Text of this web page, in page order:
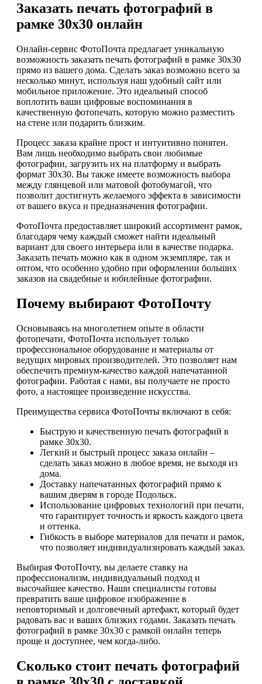
Заказать печать фотографий в
рамке 30х30 онлайн
Онлайн-сервис ФотоПочта предлагает уникальную
возможность заказать печать фотографий в рамке 30х30
прямо из вашего дома. Сделать заказ возможно всего за
несколько минут, используя наш удобный сайт или
мобильное приложение. Это идеальный способ
воплотить ваши цифровые воспоминания в
качественную фотопечать, которую можно разместить
на стене или подарить близким.
Процесс заказа крайне прост и интуитивно понятен.
Вам лишь необходимо выбрать свои любимые
фотографии, загрузить их на платформу и выбрать
формат 30х30. Вы также имеете возможность выбора
между глянцевой или матовой фотобумагой, что
позволит достигнуть желаемого эффекта в зависимости
от вашего вкуса и предназначения фотографии.
ФотоПочта предоставляет широкий ассортимент рамок,
благодаря чему каждый сможет найти идеальный
вариант для своего интерьера или в качестве подарка.
Заказать печать можно как в одном экземпляре, так и
оптом, что особенно удобно при оформлении больших
заказов на свадебные и юбилейные фотографии.
Почему выбирают ФотоПочту
Основываясь на многолетнем опыте в области
фотопечати, ФотоПочта использует только
профессиональное оборудование и материалы от
ведущих мировых производителей. Это позволяет нам
обеспечить премиум-качество каждой напечатанной
фотографии. Работая с нами, вы получаете не просто
фото, а настоящее произведение искусства.
Преимущества сервиса ФотоПочты включают в себя:
Быструю и качественную печать фотографий в
рамке 30х30.
Легкий и быстрый процесс заказа онлайн –
сделать заказ можно в любое время, не выходя из
дома.
Доставку напечатанных фотографий прямо к
вашим дверям в городе Подольск.
Использование цифровых технологий при печати,
что гарантирует точность и яркость каждого цвета
и оттенка.
Гибкость в выборе материалов для печати и рамок,
что позволяет индивидуализировать каждый заказ.
Выбирая ФотоПочту, вы делаете ставку на
профессионализм, индивидуальный подход и
высочайшее качество. Наши специалисты готовы
превратить ваше цифровое изображение в
неповторимый и долговечный артефакт, который будет
радовать вас и ваших близких годами. Заказать печать
фотографий в рамке 30х30 с рамкой онлайн теперь
проще и доступнее, чем когда-либо.
Сколько стоит печать фотографий